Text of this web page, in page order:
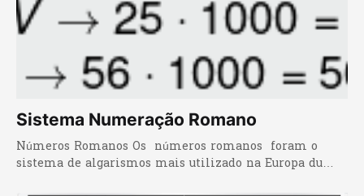
Sistema Numeração Romano
Números Romanos Os números romanos foram o
sistema de algarismos mais utilizado na Europa du…